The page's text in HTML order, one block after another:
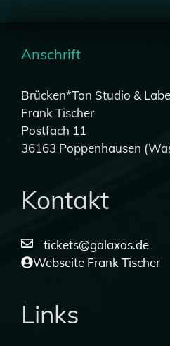
t
a
l
t
u
g
N
v
i
Anschrift
Brücken*Ton Studio &
Frank Tischer
Postfach 11
36163 Poppenhausen
Kontakt
tickets@galaxos.de
Webseite Frank Tischer
Links